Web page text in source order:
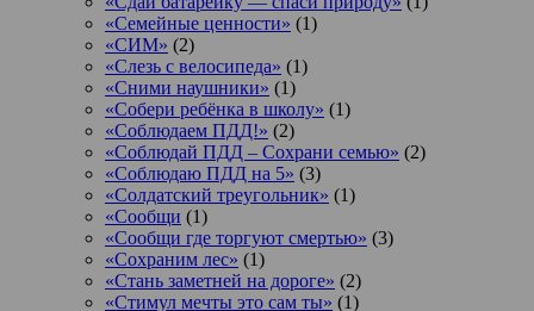
«Семейные ценности» (1)
«СИМ» (2)
«Слезь с велосипеда» (1)
«Сними наушники» (1)
«Собери ребёнка в школу» (1)
«Соблюдаем ПДД!» (2)
«Соблюдай ПДД – Сохрани семью» (2)
«Соблюдаю ПДД на 5» (3)
«Солдатский треугольник» (1)
«Сообщи (1)
«Сообщи где торгуют смертью» (3)
«Сохраним лес» (1)
«Стань заметней на дороге» (2)
«Стимул мечты это сам ты» (1)